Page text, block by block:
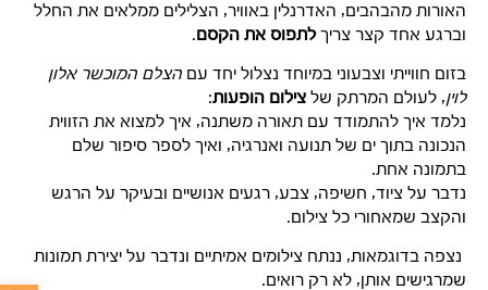
האורות מהבהבים, האדרנלין באוויר, הצלילים ממלאים את החלל
וברגע אחד קצר צריךלתפוס את הקסם.
בזום חווייתי וצבעוני במיוחד נצלול יחד עם הצלם המוכשר אלון
לוין, לעולם המרתק של צילום הופעות:
נלמד איך להתמודד עם תאורה משתנה, איך למצוא את הזווית
הנכונה בתוך ים של תנועה ואנרגיה, ואיך לספר סיפור שלם
בתמונה אחת.
נדבר על ציוד, חשיפה, צבע, רגעים אנושיים ובעיקר על הרגש
והקצב שמאחורי כל צילום.
נצפה בדוגמאות, ננתח צילומים אמיתיים ונדבר על יצירת תמונות
שמרגישים אותן, לא רק רואים.